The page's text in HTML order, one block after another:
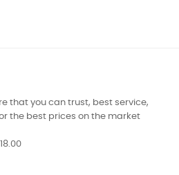
that you can trust, best service,
the best prices on the market